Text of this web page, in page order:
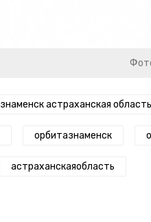
знаменск астраханская область
орбитазнаменск
астраханскаяобласть